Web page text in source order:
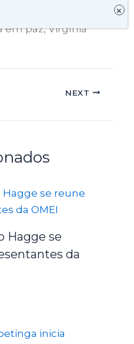
em paz, Virgínia
NEXT
Hagge se
da
×